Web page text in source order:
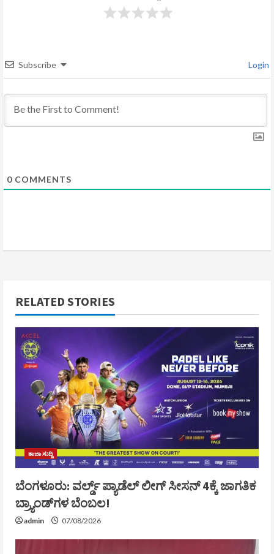
d
i
n
Subscribe Login
0 COMMENTS
RELATED STORIES
ತಾಜಾ ಸುದ್ದಿ
ಬೆಂಗಳೂರು: ವರ್ಲ್ಡ್ ಪ್ಯಾಡೆಲ್ ಲೀಗ್ ಸೀಸನ್ 4ಕ್ಕೆ ಜಾಗತಿಕ
ಬ್ರ್ಯಾಂಡ್‌ಗಳ ಬೆಂಬಲ!
admin 07/08/2026